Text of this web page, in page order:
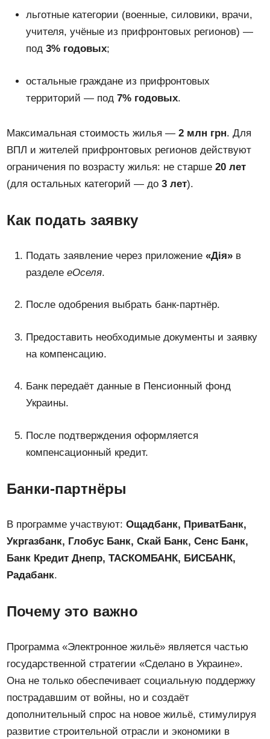
льготные категории (военные, силовики, врачи,
учителя, учёные из прифронтовых регионов) —
под3% годовых;
остальные граждане из прифронтовых
территорий — под7% годовых.
Максимальная стоимость жилья —2 млн грн. Для
ВПЛ и жителей прифронтовых регионов действуют
ограничения по возрасту жилья: не старше20 лет
(для остальных категорий — до3 лет).
Как подать заявку
Подать заявление через приложение«Дія» в
разделееОселя.
После одобрения выбрать банк-партнёр.
Предоставить необходимые документы и заявку
на компенсацию.
Банк передаёт данные в Пенсионный фонд
Украины.
После подтверждения оформляется
компенсационный кредит.
Банки-партнёры
В программе участвуют:Ощадбанк, ПриватБанк,
Укргазбанк, Глобус Банк, Скай Банк, Сенс Банк,
Банк Кредит Днепр, ТАСКОМБАНК, БИСБАНК,
Радабанк.
Почему это важно
Программа «Электронное жильё» является частью
государственной стратегии «Сделано в Украине».
Она не только обеспечивает социальную поддержку
пострадавшим от войны, но и создаёт
дополнительный спрос на новое жильё, стимулируя
развитие строительной отрасли и экономики в